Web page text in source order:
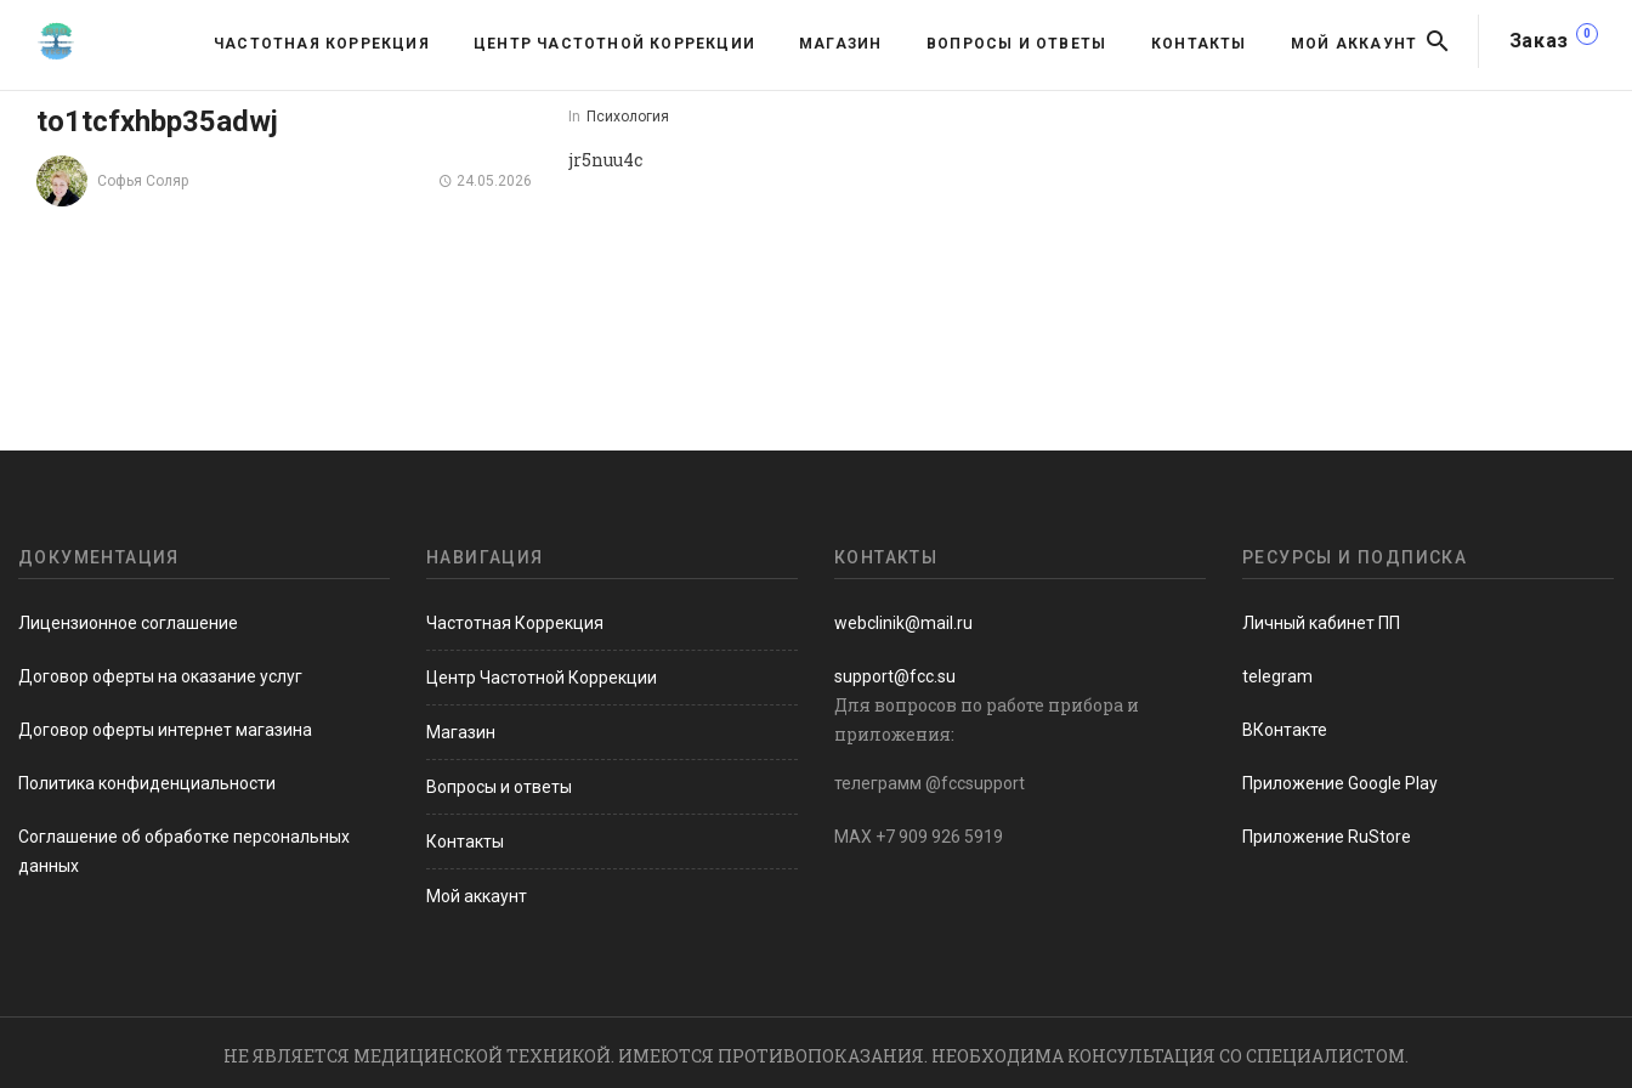
Заказ 0
ЧАСТОТНАЯ КОРРЕКЦИЯ ЦЕНТР ЧАСТОТНОЙ КОРРЕКЦИИ МАГАЗИН ВОПРОСЫ И ОТВЕТЫ КОНТАКТЫ МОЙ АККАУНТ
to1tcfxhbp35adwj
Софья Соляр 24.05.2026
In Психология
jr5nuu4c
ДОКУМЕНТАЦИЯ
Лицензионное соглашение
Договор оферты на оказание услуг
Договор оферты интернет магазина
Политика конфиденциальности
Соглашение об обработке персональных
данных
НАВИГАЦИЯ
Частотная Коррекция
Центр Частотной Коррекции
Магазин
Вопросы и ответы
Контакты
Мой аккаунт
КОНТАКТЫ
webclinik@mail.ru
support@fcc.su
Для вопросов по работе прибора и
приложения:
телеграмм @fccsupport
MAX +7 909 926 5919
РЕСУРСЫ И ПОДПИСКА
Личный кабинет ПП
telegram
ВКонтакте
Приложение Google Play
Приложение RuStore
НЕ ЯВЛЯЕТСЯ МЕДИЦИНСКОЙ ТЕХНИКОЙ. ИМЕЮТСЯ ПРОТИВОПОКАЗАНИЯ. НЕОБХОДИМА КОНСУЛЬТАЦИЯ СО СПЕЦИАЛИСТОМ.